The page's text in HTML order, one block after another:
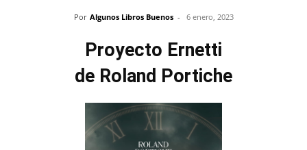
Por Algunos Libros Buenos - 6 enero, 2023
Proyecto Ernetti
de Roland Portiche